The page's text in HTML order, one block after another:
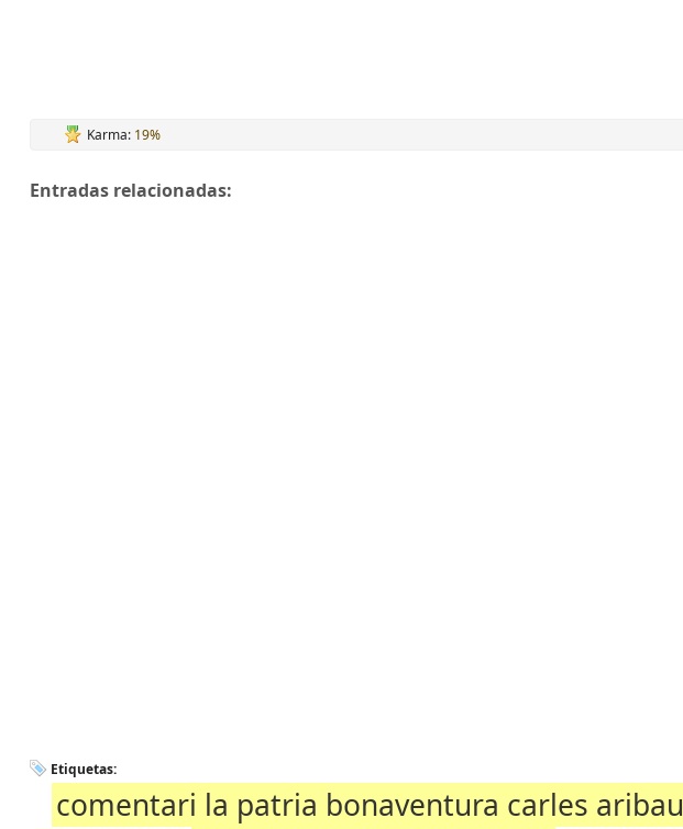
Karma: 19%
Entradas relacionadas:
Etiquetas:
comentari la patria bonaventura carles aribau